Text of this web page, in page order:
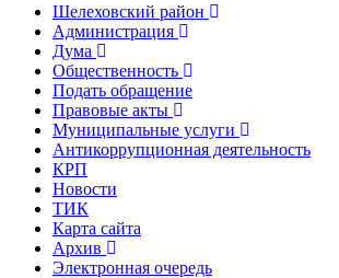
Шелеховский район
Администрация
Дума
Общественность
Подать обращение
Правовые акты
Муниципальные услуги
Антикоррупционная деятельность
КРП
Новости
ТИК
Карта сайта
Архив
Электронная очередь